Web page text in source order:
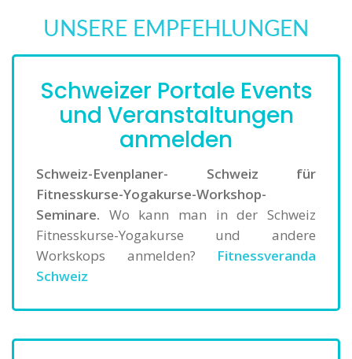
UNSERE EMPFEHLUNGEN
Schweizer Portale Events
und Veranstaltungen
anmelden
Schweiz-Evenplaner- Schweiz für
Fitnesskurse-Yogakurse-Workshop-
Seminare. Wo kann man in der Schweiz
Fitnesskurse-Yogakurse und andere
Workskops anmelden? Fitnessveranda
Schweiz